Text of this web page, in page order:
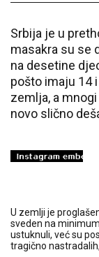
Srbija je u
masakra su se
na desetine
pošto imaju 14
zemlja, a
novo slično
U zemlji je
sveden na
ustuknuli, već su
tragično